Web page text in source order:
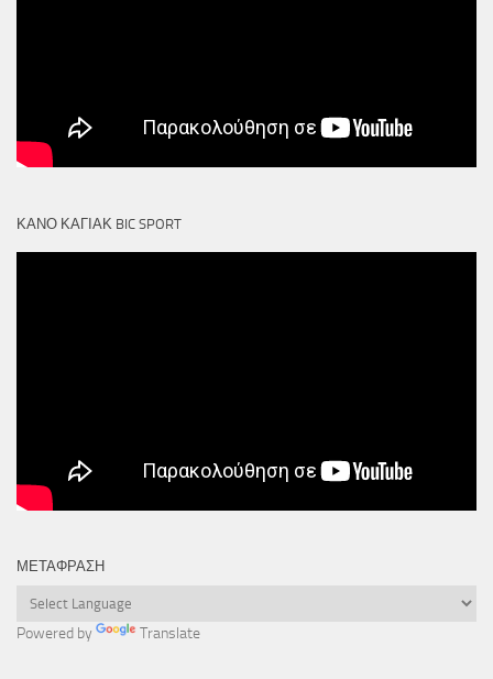
ΚΑΝΟ ΚΑΓΙΑΚ BIC SPORT
ΜΕΤΆΦΡΑΣΗ
Powered by Translate